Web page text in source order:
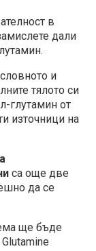
в
дали
и
тялото си
глутамин от
източници на
са още две
да се
ще бъде